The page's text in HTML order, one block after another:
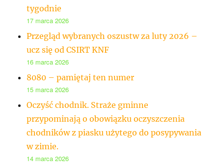
tygodnie
17 marca 2026
Przegląd wybranych oszustw za luty 2026 –
ucz się od CSIRT KNF
16 marca 2026
8080 – pamiętaj ten numer
15 marca 2026
Oczyść chodnik. Straże gminne
przypominają o obowiązku oczyszczenia
chodników z piasku użytego do posypywania
w zimie.
14 marca 2026